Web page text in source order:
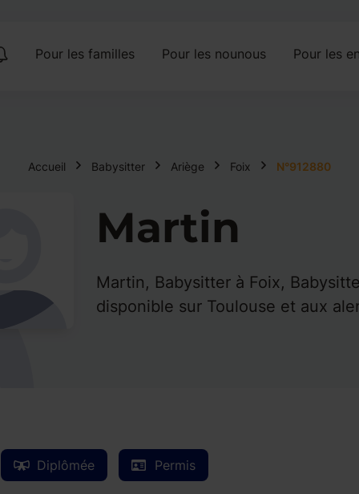
Pour les familles Pour les nounous Pour les
Accueil Babysitter Ariège Foix N°912880
Martin
Martin, Babysitter à Foix,
disponible sur Toulouse et aux
Diplômée Permis